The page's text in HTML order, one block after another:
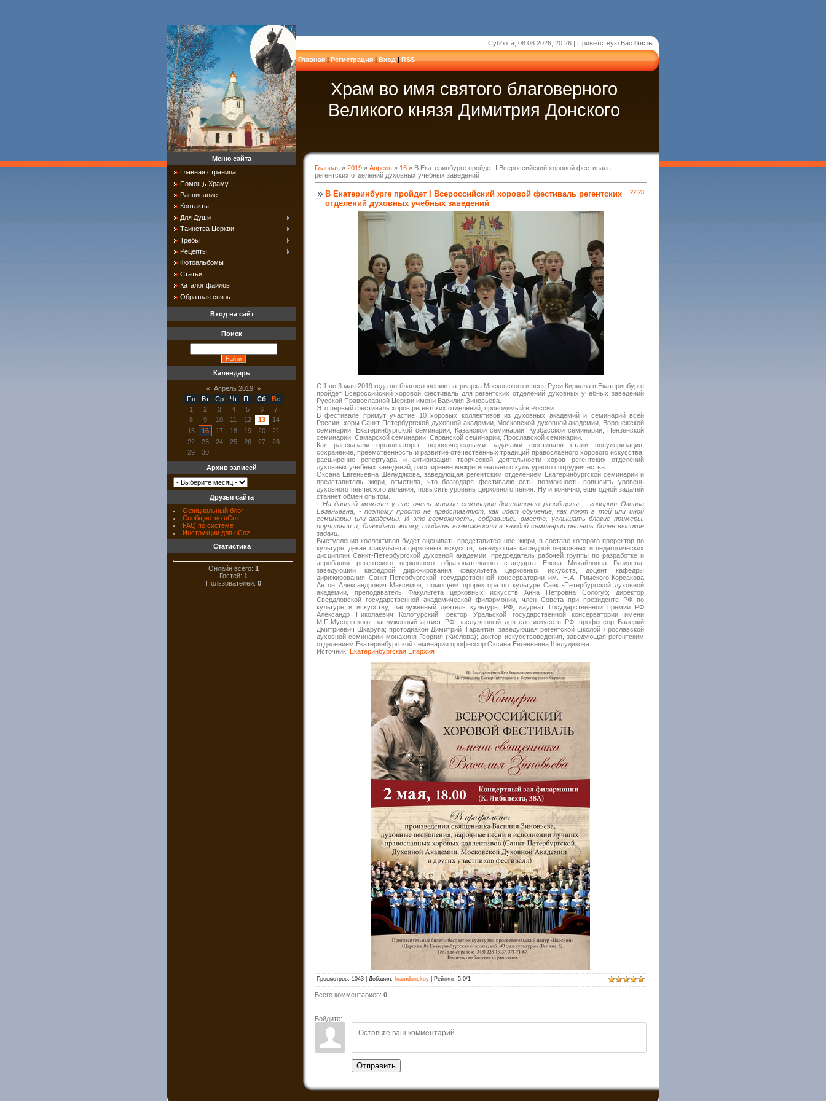
Суббота, 08.08.2026, 20:26 | Приветствую Вас Гость
Главная|Регистрация|Вход|RSS
Храм во имя святого благоверного
Великого князя Димитрия Донского
Главная » 2019 » Апрель » 16 » В Екатеринбурге пройдет I Всероссийский хоровой фестиваль
регентских отделений духовных учебных заведений
22:23
В Екатеринбурге пройдет I Всероссийский хоровой фестиваль регентских
отделений духовных учебных заведений
С 1 по 3 мая 2019 года по благословению патриарха Московского и всея Руси Кирилла в Екатеринбурге
пройдет Всероссийский хоровой фестиваль для регентских отделений духовных учебных заведений
Русской Православной Церкви имени Василия Зиновьева.
Это первый фестиваль хоров регентских отделений, проводимый в России.
В фестивале примут участие 10 хоровых коллективов из духовных академий и семинарий всей
России: хоры Санкт-Петербургской духовной академии, Московской духовной академии, Воронежской
семинарии, Екатеринбургской семинарии, Казанской семинарии, Кузбасской семинарии, Пензенской
семинарии, Самарской семинарии, Саранской семинарии, Ярославской семинарии.
Как рассказали организаторы, первоочередными задачами фестиваля стали популяризация,
сохранение, преемственность и развитие отечественных традиций православного хорового искусства;
расширение репертуара и активизация творческой деятельности хоров регентских отделений
духовных учебных заведений; расширение межрегионального культурного сотрудничества.
Оксана Евгеньевна Шелудякова, заведующая регентским отделением Екатеринбургской семинарии и
представитель жюри, отметила, что благодаря фестивалю есть возможность повысить уровень
духовного певческого делания, повысить уровень церковного пения. Ну и конечно, еще одной задачей
станнет обмен опытом.
- На данный момент у нас очень многие семинарии достаточно разобщены, - говорит Оксана
Евгеньевна, - поэтому просто не представляют, как идет обучение, как поют в той или иной
семинарии или академии. И это возможность, собравшись вместе, услышать благие примеры,
поучиться и, благодаря этому, создать возможности в каждой семинарии решать более высокие
задачи.
Выступления коллективов будет оценивать представительное жюри, в составе которого проректор по
культуре, декан факультета церковных искусств, заведующая кафедрой церковных и педагогических
дисциплин Санкт-Петербургской духовной академии, председатель рабочей группы по разработке и
апробации регентского церковного образовательного стандарта Елена Михайловна Гундяева;
заведующий кафедрой дирижирования факультета церковных искусств, доцент кафедры
дирижирования Санкт-Петербургской государственной консерватории им. Н.А. Римского-Корсакова
Антон Александрович Максимов; помощник проректора по культуре Санкт-Петербургской духовной
академии, преподаватель Факультета церковных искусств Анна Петровна Сологуб; директор
Свердловской государственной академической филармонии, член Совета при президенте РФ по
культуре и искусству, заслуженный деятель культуры РФ, лауреат Государственной премии РФ
Александр Николаевич Колотурский; ректор Уральской государственной консерватории имени
М.П.Мусоргского, заслуженный артист РФ, заслуженный деятель искусств РФ, профессор Валерий
Дмитриевич Шкарупа; протодиакон Димитрий Тарантин; заведующая регентской школой Ярославской
духовной семинарии монахиня Георгия (Кислова); доктор искусствоведения, заведующая регентским
отделением Екатеринбургской семинарии профессор Оксана Евгеньевна Шелудякова.
Источник: Екатеринбургская Епархия
Просмотров: 1043 Добавил: hramdonskoy Рейтинг: 5.0/1
Всего комментариев: 0
Войдите:
Отправить
Меню сайта
Главная страница
Помощь Храму
Расписание
Контакты
Для Души
Таинства Церкви
Требы
Рецепты
Фотоальбомы
Статьи
Каталог файлов
Обратная связь
Вход на сайт
Поиск
Календарь
« Апрель 2019 »
Пн
Вт Ср Чт Пт Сб
Вс
1
2 3 4 5 6
7
8
9 10 11 12 13
14
15
16 17 18 19 20
21
22
23 24 25 26 27
28
29
30
Архив записей
Друзья сайта
Официальный блог
Сообщество uCoz
FAQ по системе
Инструкции для uCoz
Статистика
Онлайн всего: 1
Гостей: 1
Пользователей: 0